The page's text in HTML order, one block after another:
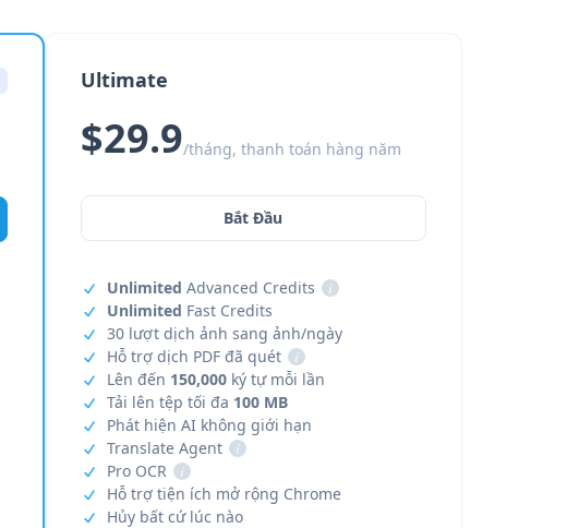
Ultimate
$29.9/tháng, thanh toán hàng năm
Bắt Đầu
Unlimited Advanced Credits
i
Unlimited Fast Credits
30 lượt dịch ảnh sang ảnh/ngày
Hỗ trợ dịch PDF đã quét
i
Lên đến 150,000ký tự mỗi lần
Tải lên tệp tối đa 100 MB
Phát hiện AI không giới hạn
Translate Agent
i
Pro OCR
i
Hỗ trợ tiện ích mở rộng Chrome
Hủy bất cứ lúc nào